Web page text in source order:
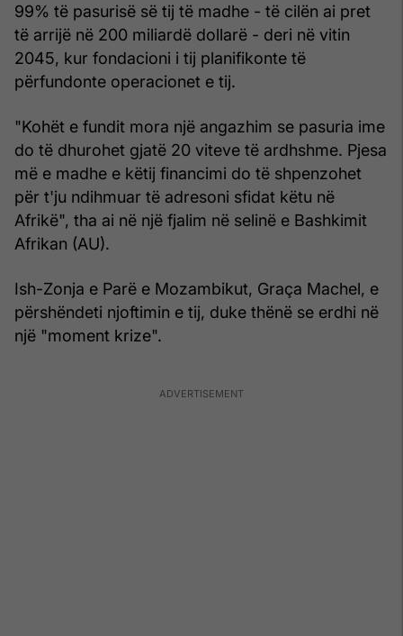
99% të pasurisë së tij të madhe - të cilën ai pret
të arrijë në 200 miliardë dollarë - deri në vitin
2045, kur fondacioni i tij planifikonte të
përfundonte operacionet e tij.
"Kohët e fundit mora një angazhim se pasuria ime
do të dhurohet gjatë 20 viteve të ardhshme. Pjesa
më e madhe e këtij financimi do të shpenzohet
për t'ju ndihmuar të adresoni sfidat këtu në
Afrikë", tha ai në një fjalim në selinë e Bashkimit
Afrikan (AU).
Ish-Zonja e Parë e Mozambikut, Graça Machel, e
përshëndeti njoftimin e tij, duke thënë se erdhi në
një "moment krize".